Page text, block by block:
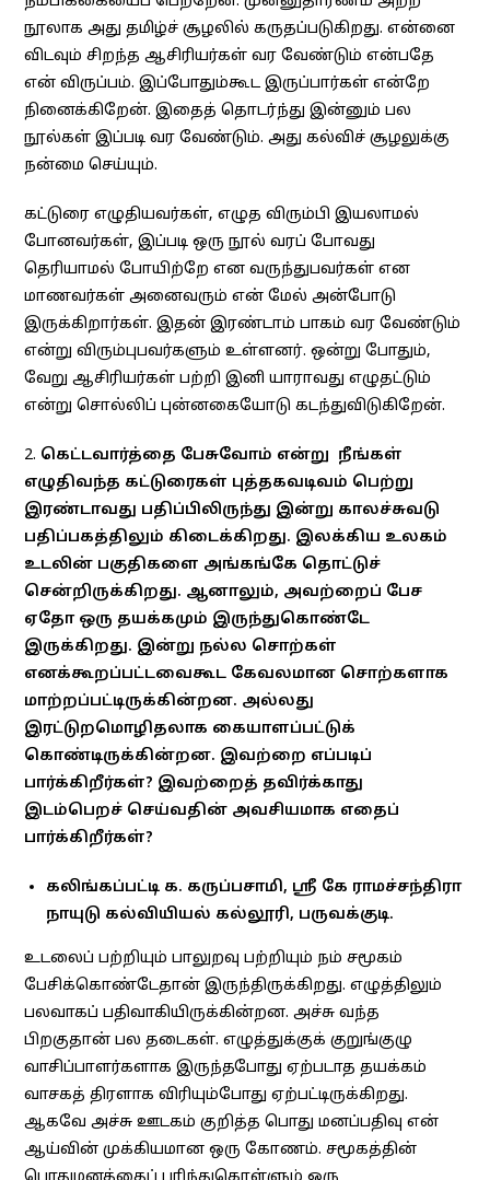
நூலாக அது தமிழ்ச் சூழலில் கருதப்படுகிறது. என்னை
விடவும் சிறந்த ஆசிரியர்கள் வர வேண்டும் என்பதே
என் விருப்பம். இப்போதும்கூட இருப்பார்கள் என்றே
நினைக்கிறேன். இதைத் தொடர்ந்து இன்னும் பல
நூல்கள் இப்படி வர வேண்டும். அது கல்விச் சூழலுக்கு
நன்மை செய்யும்.
கட்டுரை எழுதியவர்கள், எழுத விரும்பி இயலாமல்
போனவர்கள், இப்படி ஒரு நூல் வரப் போவது
தெரியாமல் போயிற்றே என வருந்துபவர்கள் என
மாணவர்கள் அனைவரும் என் மேல் அன்போடு
இருக்கிறார்கள். இதன் இரண்டாம் பாகம் வர வேண்டும்
என்று விரும்புபவர்களும் உள்ளனர். ஒன்று போதும்,
வேறு ஆசிரியர்கள் பற்றி இனி யாராவது எழுதட்டும்
என்று சொல்லிப் புன்னகையோடு கடந்துவிடுகிறேன்.
2. கெட்டவார்த்தை பேசுவோம் என்று நீங்கள்
எழுதிவந்த கட்டுரைகள் புத்தகவடிவம் பெற்று
இரண்டாவது பதிப்பிலிருந்து இன்று காலச்சுவடு
பதிப்பகத்திலும் கிடைக்கிறது. இலக்கிய உலகம்
உடலின் பகுதிகளை அங்கங்கே தொட்டுச்
சென்றிருக்கிறது. ஆனாலும், அவற்றைப் பேச
ஏதோ ஒரு தயக்கமும் இருந்துகொண்டே
இருக்கிறது. இன்று நல்ல சொற்கள்
எனக்கூறப்பட்டவைகூட கேவலமான சொற்களாக
மாற்றப்பட்டிருக்கின்றன. அல்லது
இரட்டுறமொழிதலாக கையாளப்பட்டுக்
கொண்டிருக்கின்றன. இவற்றை எப்படிப்
பார்க்கிறீர்கள்? இவற்றைத் தவிர்க்காது
இடம்பெறச் செய்வதின் அவசியமாக எதைப்
பார்க்கிறீர்கள்?
கலிங்கப்பட்டி க. கருப்பசாமி, ஸ்ரீ கே ராமச்சந்திரா
நாயுடு கல்வியியல் கல்லூரி, பருவக்குடி.
உடலைப் பற்றியும் பாலுறவு பற்றியும் நம் சமூகம்
பேசிக்கொண்டேதான் இருந்திருக்கிறது. எழுத்திலும்
பலவாகப் பதிவாகியிருக்கின்றன. அச்சு வந்த
பிறகுதான் பல தடைகள். எழுத்துக்குக் குறுங்குழு
வாசிப்பாளர்களாக இருந்தபோது ஏற்படாத தயக்கம்
வாசகத் திரளாக விரியும்போது ஏற்பட்டிருக்கிறது.
ஆகவே அச்சு ஊடகம் குறித்த பொது மனப்பதிவு என்
ஆய்வின் முக்கியமான ஒரு கோணம். சமூகத்தின்